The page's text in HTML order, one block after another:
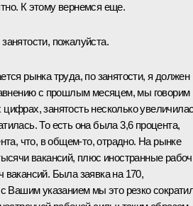
К этому вернемся еще.
пожалуйста.
рынка труда, по занятости, я должен
с прошлым месяцем, мы говорим
занятость несколько
То есть она была 3,6 процента,
что, в общем‑то, отрадно. На рынке
вакансий, плюс иностранные
вакансий. Была заявка на 170,
с Вашим указанием мы это резко